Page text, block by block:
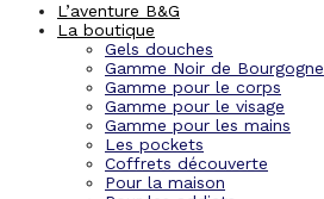
L’aventure B&G
La boutique
Gels douches
Gamme Noir de Bourgogne
Gamme pour le corps
Gamme pour le visage
Gamme pour les mains
Les pockets
Coffrets découverte
Pour la maison